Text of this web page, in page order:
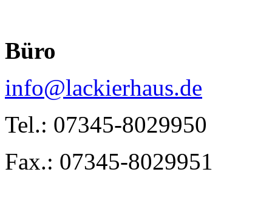
Büro
info@lackierhaus.de
Tel.: 07345-8029950
Fax.: 07345-8029951